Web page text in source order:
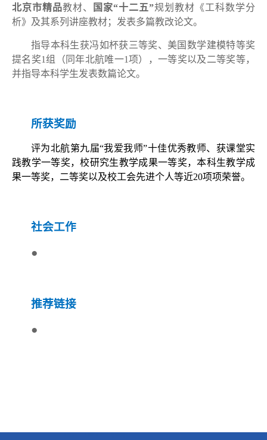
北京市精品教材、 国家“十二五”规划教材《工科数学分
析》及其系列讲座教材；发表多篇教改论文。
指导本科生获冯如杯获三等奖、美国数学建模特等奖
提名奖1 组（同年北航唯一1项），一等奖以及二等奖等，
并指导本科学生发表数篇论文。
所获奖励
评为北航第九届“我爱我师”十佳优秀教师、获课堂实
践教学一等奖，校研究生教学成果一等奖，本科生教学成
果一等奖，二等奖以及校工会先进个人等近20项项荣誉。
社会工作
●
推荐链接
●